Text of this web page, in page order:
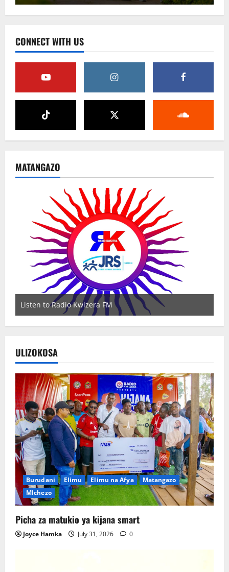
CONNECT WITH US
MATANGAZO
Listen to Radio Kwizera FM
ULIZOKOSA
Burudani Elimu Elimu na Afya
Matangazo
MIchezo
Picha za matukio ya kijana smart
Joyce Hamka July 31, 2026 0